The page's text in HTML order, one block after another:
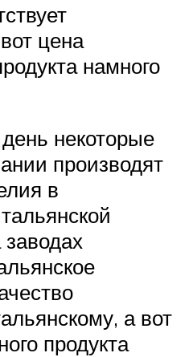
цена
намного
некоторые
производят
в
а вот
продукта